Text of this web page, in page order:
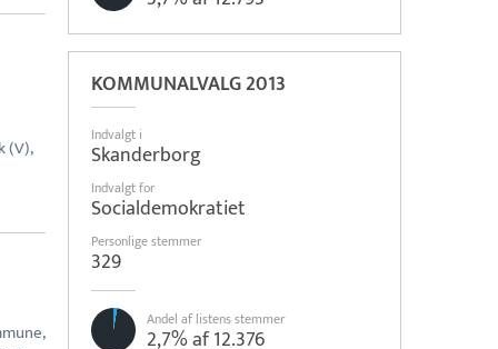
KOMMUNALVALG 2013
Indvalgt i
Skanderborg
Indvalgt for
Socialdemokratiet
Personlige stemmer
329
Andel af listens stemmer
2,7% af 12.376
(V),